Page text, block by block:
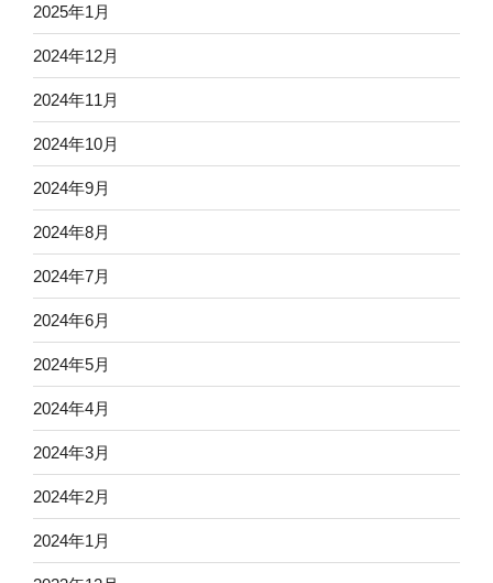
2025年1月
2024年12月
2024年11月
2024年10月
2024年9月
2024年8月
2024年7月
2024年6月
2024年5月
2024年4月
2024年3月
2024年2月
2024年1月